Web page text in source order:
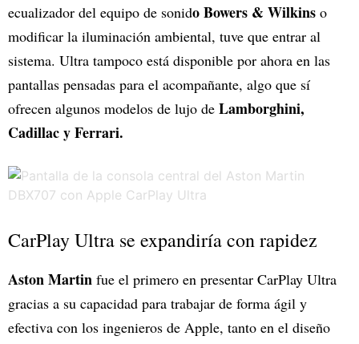
ecualizador del equipo de sonido Bowers & Wilkins o
modificar la iluminación ambiental, tuve que entrar al
sistema. Ultra tampoco está disponible por ahora en las
pantallas pensadas para el acompañante, algo que sí
ofrecen algunos modelos de lujo de Lamborghini,
Cadillac y Ferrari.
CarPlay Ultra se expandiría con rapidez
Aston Martin fue el primero en presentar CarPlay Ultra
gracias a su capacidad para trabajar de forma ágil y
efectiva con los ingenieros de Apple, tanto en el diseño